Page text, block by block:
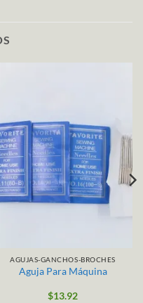
AGUJAS-GANCHOS-BROCHES
Aguja Para Máquina
$13.92